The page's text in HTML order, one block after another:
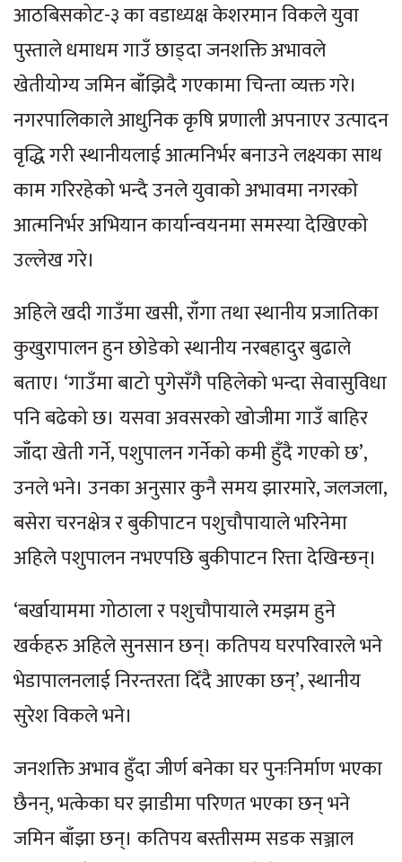
आठबिसकोट-३ का वडाध्यक्ष केशरमान विकले युवा
पुस्ताले धमाधम गाउँ छाड्दा जनशक्ति अभावले
खेतीयोग्य जमिन बाँझिदै गएकामा चिन्ता व्यक्त गरे।
नगरपालिकाले आधुनिक कृषि प्रणाली अपनाएर उत्पादन
वृद्धि गरी स्थानीयलाई आत्मनिर्भर बनाउने लक्ष्यका साथ
काम गरिरहेको भन्दै उनले युवाको अभावमा नगरको
आत्मनिर्भर अभियान कार्यान्वयनमा समस्या देखिएको
उल्लेख गरे।
अहिले खदी गाउँमा खसी, राँगा तथा स्थानीय प्रजातिका
कुखुरापालन हुन छोडेको स्थानीय नरबहादुर बुढाले
बताए। ‘गाउँमा बाटो पुगेसँगै पहिलेको भन्दा सेवासुविधा
पनि बढेको छ। यसवा अवसरको खोजीमा गाउँ बाहिर
जाँदा खेती गर्ने, पशुपालन गर्नेको कमी हुँदै गएको छ’,
उनले भने। उनका अनुसार कुनै समय झारमारे, जलजला,
बसेरा चरनक्षेत्र र बुकीपाटन पशुचौपायाले भरिनेमा
अहिले पशुपालन नभएपछि बुकीपाटन रित्ता देखिन्छन्।
‘बर्खायाममा गोठाला र पशुचौपायाले रमझम हुने
खर्कहरु अहिले सुनसान छन्। कतिपय घरपरिवारले भने
भेडापालनलाई निरन्तरता दिँदै आएका छन्’, स्थानीय
सुरेश विकले भने।
जनशक्ति अभाव हुँदा जीर्ण बनेका घर पुनःनिर्माण भएका
छैनन्, भत्केका घर झाडीमा परिणत भएका छन् भने
जमिन बाँझा छन्। कतिपय बस्तीसम्म सडक सञ्जाल